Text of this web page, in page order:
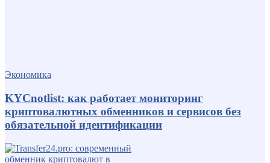
Экономика
KYCnotlist: как работает мониторинг
криптовалютных обменников и сервисов без
обязательной идентификации